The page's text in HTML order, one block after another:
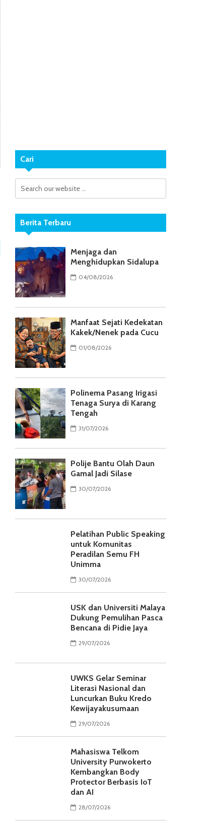
Cari
Berita Terbaru
Menjaga dan
Menghidupkan Sidalupa
04/08/2026
Manfaat Sejati Kedekatan
Kakek/Nenek pada Cucu
01/08/2026
Polinema Pasang Irigasi
Tenaga Surya di Karang
Tengah
31/07/2026
Polije Bantu Olah Daun
Gamal Jadi Silase
30/07/2026
Pelatihan Public Speaking
untuk Komunitas
Peradilan Semu FH
Unimma
30/07/2026
USK dan Universiti Malaya
Dukung Pemulihan Pasca
Bencana di Pidie Jaya
29/07/2026
UWKS Gelar Seminar
Literasi Nasional dan
Luncurkan Buku Kredo
Kewijayakusumaan
29/07/2026
Mahasiswa Telkom
University Purwokerto
Kembangkan Body
Protector Berbasis IoT
dan AI
28/07/2026